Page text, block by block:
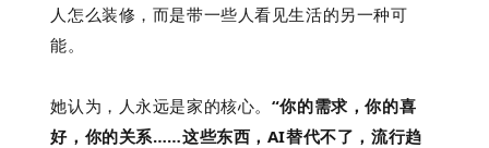
人怎么装修，而是带一些人看见生活的另一种可
能。
她认为，人永远是家的核心。 “你的需求，你的喜
好，你的关系……这些东西，AI替代不了，流行趋